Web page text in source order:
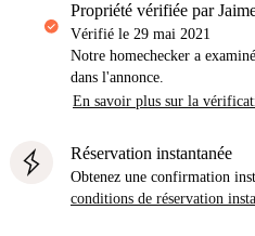
propriété vérifiée par
Vérifié le 29 mai 2021
Notre homechecker a
dans l'annonce.
En savoir plus sur la
Réservation instantanée
Obtenez une confirmation
conditions de réservation